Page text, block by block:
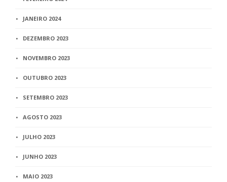
JANEIRO 2024
DEZEMBRO 2023
NOVEMBRO 2023
OUTUBRO 2023
SETEMBRO 2023
AGOSTO 2023
JULHO 2023
JUNHO 2023
MAIO 2023